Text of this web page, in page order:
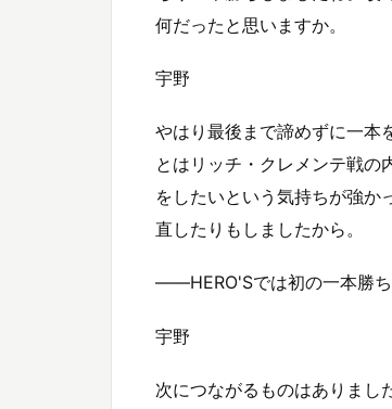
何だったと思いますか。
宇野
やはり最後まで諦めずに一本
とはリッチ・クレメンテ戦の
をしたいという気持ちが強か
直したりもしましたから。
――HERO'Sでは初の一本勝ち
宇野
次につながるものはありまし